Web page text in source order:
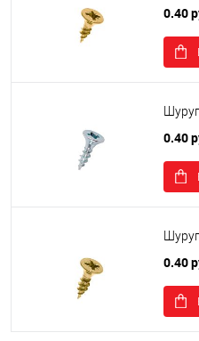
0.40
0.40
0.40